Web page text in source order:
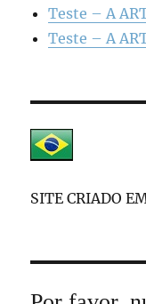
Teste – A
Teste – A
SITE CRIADO